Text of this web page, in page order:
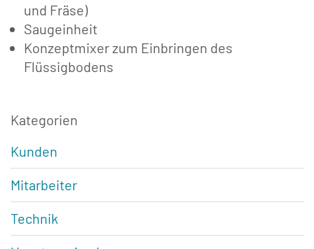
und Fräse)
Saugeinheit
Konzeptmixer zum Einbringen des
Flüssigbodens
Kategorien
Kunden
Mitarbeiter
Technik